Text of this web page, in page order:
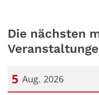
Die nächsten
5 Aug. 2026